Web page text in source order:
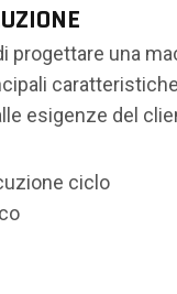
progettare una
esigenze del
ciclo